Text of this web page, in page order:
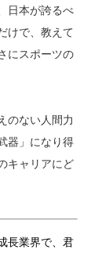
日本が誇るべ
けで、教えて
にスポーツの
のない人間力
器」になり得
キャリアにど
長業界で、君